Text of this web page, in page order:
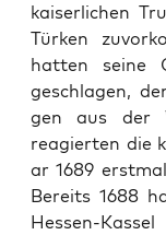
kaiser­lichen
Türken
hat­ten seine
geschla­gen,
gen aus der
reagierten die
ar 1689
Bere­its 1688
Hes­sen-